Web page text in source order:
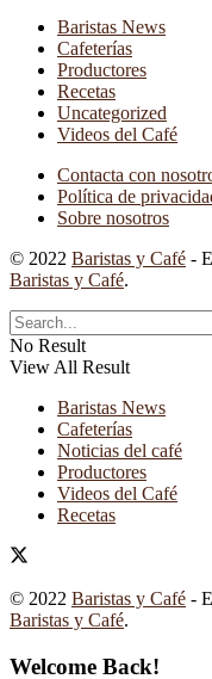
Baristas News
Cafeterías
Productores
Recetas
Uncategorized
Videos del Café
Contacta con
Política de
Sobre nosotros
© 2022 Baristas y Café -
Baristas y Café.
No Result
View All Result
Baristas News
Cafeterías
Noticias del café
Productores
Videos del Café
Recetas
© 2022 Baristas y Café -
Baristas y Café.
Welcome Back!